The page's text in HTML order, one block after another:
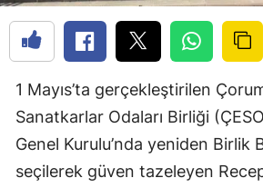
1 Mayıs’ta gerçekleştirilen
Sanatkarlar Odaları Birliği
Genel Kurulu’nda yeniden Birlik
seçilerek güven tazeleyen